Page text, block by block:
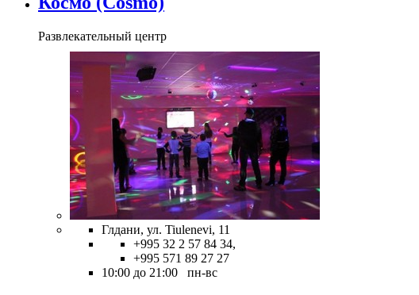
Развлекательный центр
Глдани, ул. Tiulenevi, 11
+995 32 2 57 84 34,
+995 571 89 27 27
10:00 до 21:00 пн-вс